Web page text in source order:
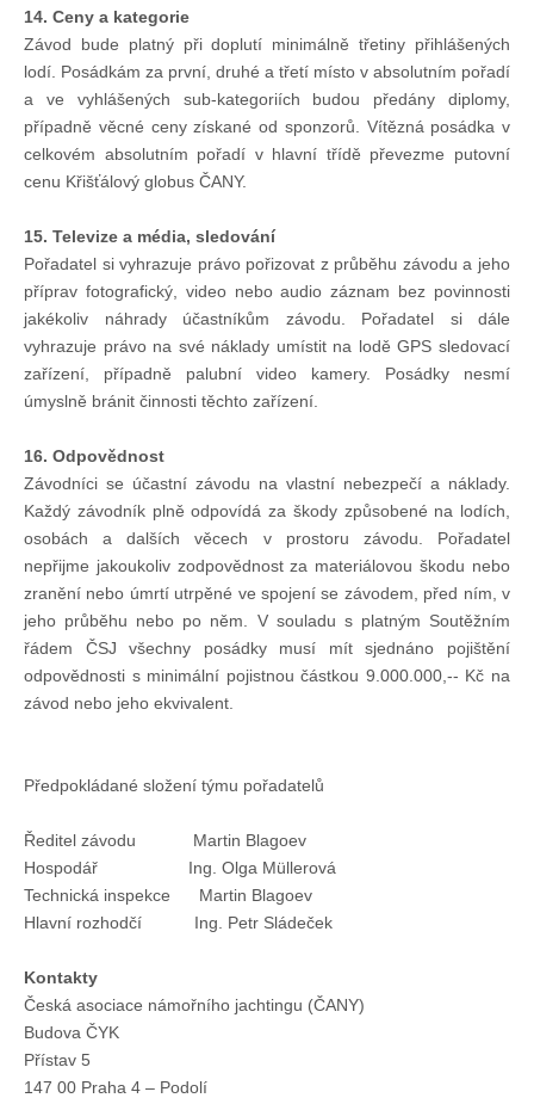
14. Ceny a kategorie
Závod bude platný při doplutí minimálně třetiny přihlášených
lodí. Posádkám za první, druhé a třetí místo v absolutním pořadí
a ve vyhlášených sub-kategoriích budou předány diplomy,
případně věcné ceny získané od sponzorů. Vítězná posádka v
celkovém absolutním pořadí v hlavní třídě převezme putovní
cenu Křišťálový globus ČANY.
15. Televize a média, sledování
Pořadatel si vyhrazuje právo pořizovat z průběhu závodu a jeho
příprav fotografický, video nebo audio záznam bez povinnosti
jakékoliv náhrady účastníkům závodu. Pořadatel si dále
vyhrazuje právo na své náklady umístit na lodě GPS sledovací
zařízení, případně palubní video kamery. Posádky nesmí
úmyslně bránit činnosti těchto zařízení.
16. Odpovědnost
Závodníci se účastní závodu na vlastní nebezpečí a náklady.
Každý závodník plně odpovídá za škody způsobené na lodích,
osobách a dalších věcech v prostoru závodu. Pořadatel
nepřijme jakoukoliv zodpovědnost za materiálovou škodu nebo
zranění nebo úmrtí utrpěné ve spojení se závodem, před ním, v
jeho průběhu nebo po něm. V souladu s platným Soutěžním
řádem ČSJ všechny posádky musí mít sjednáno pojištění
odpovědnosti s minimální pojistnou částkou 9.000.000,-- Kč na
závod nebo jeho ekvivalent.
Předpokládané složení týmu pořadatelů
Ředitel závodu Martin Blagoev
Hospodář Ing. Olga Müllerová
Technická inspekce Martin Blagoev
Hlavní rozhodčí Ing. Petr Sládeček
Kontakty
Česká asociace námořního jachtingu (ČANY)
Budova ČYK
Přístav 5
147 00 Praha 4 – Podolí